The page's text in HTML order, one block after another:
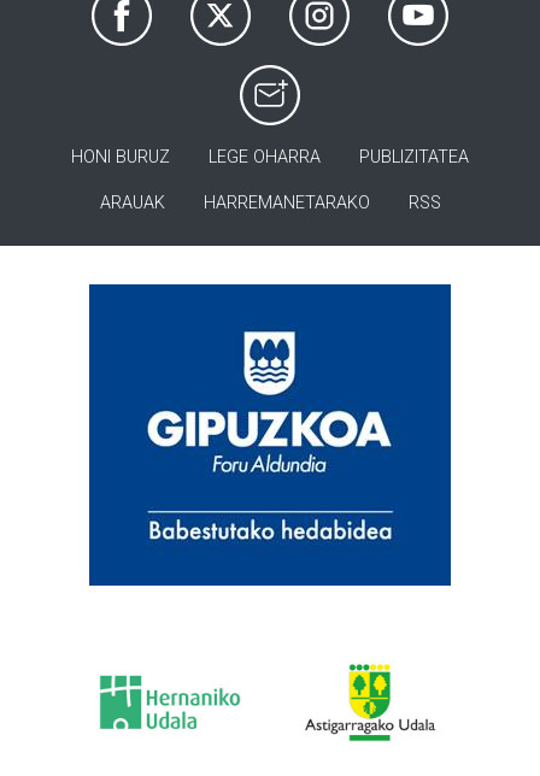
HONI BURUZ LEGE OHARRA PUBLIZITATEA
ARAUAK HARREMANETARAKO RSS